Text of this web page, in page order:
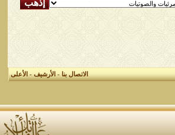
الاتصال بنا-الأرشيف-الأعلى